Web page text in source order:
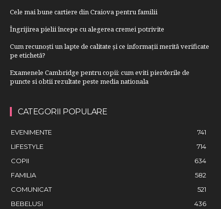
Cele mai bune cartiere din Craiova pentru familii
Îngrijirea pielii începe cu alegerea cremei potrivite
Cum recunoști un lapte de calitate și ce informații merită verificate
pe etichetă?
Examenele Cambridge pentru copii: cum eviti pierderile de
puncte si obtii rezultate peste media nationala
CATEGORII POPULARE
EVENIMENTE
741
LIFESTYLE
714
COPII
634
FAMILIA
582
COMUNICAT
521
BEBELUSI
436